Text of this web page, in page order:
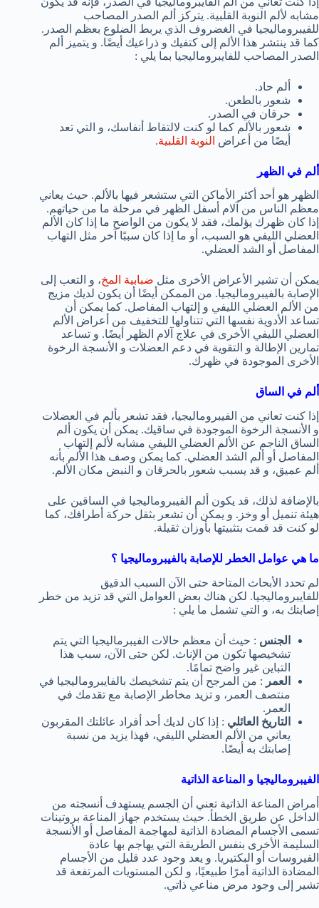
مشابه لألم النوبة القلبية. يتركز ألم الصدر المصاحب
للفيبروماليجيا في الغضروف الذي يربط الضلوع بعظم الصدر.
كما قد ينتشر هذا الألم إلى كتفيك و ذراعيك أيضًا. و يتميز ألم
الصدر المصاحب للفايبروماليجيا بما يلي :
ألم حاد.
شعور بالطعن.
حرقان في الصدر.
شعور بالألم كما لو كنت لالتقاط أنفاسك، و التي تعد
أيضًا من أعراض النوبة القلبية.
ألم في الظهر
الظهر هو أحد أكثر الأماكن التي ستشعر فيها بالألم. حيث يعاني
معظم الناس من آلام أسفل الظهر في مرحلة ما من حياتهم.
إذا كان ظهرك يؤلمك، فقد لا يكون من الواضح ما إذا كان الألم
العضلي الليفي هو السبب، أو ما إذا كان سببًا آخر مثل التهاب
المفاصل أو الشد العضلي.
يمكن أن تشير الأعراض الأخرى مثل ضبابية المخ، و التعب إلى
الإصابة بالفيبروماليجيا. من الممكن أيضًا أن يكون لديك مزيج
من الألم العضلي الليفي و إلتهاب المفاصل. كما يمكن أن
تساعد الأدوية نفسها التي تتناولها للتخفيف من أعراض الألم
العضلي الليفي الأخرى في علاج آلام الظهر أيضًا. و تساعد
تمارين الإطالة و التقوية في دعم العضلات و الأنسجة الرخوة
الأخرى الموجودة في ظهرك.
ألم في الساق
إذا كنت تعاني من الفيبروماليجيا، فقد تشعر بألم في العضلات
و الأنسجة الرخوة الموجودة في ساقيك. يمكن أن يكون ألم
الساق الناجم عن الألم العضلي الليفي مشابه لألم إلتهاب
المفاصل أو ألم الشد العضلي. كما يمكن وصف هذا الألم بأنه
ألم عميق، و قد يسبب شعور بالحرقان و النبض مكان الألم.
بالإضافة لذلك، قد يكون ألم الفيبروماليجيا في الساقين على
هيئة تنميل أو وخز. و يمكن أن تشعر بثقل حركة أطرافك، كما
لو كنت قد قمت بتثبيتها بأوزان ثقيلة.
ما هي عوامل الخطر للإصابة بالفيبروماليجيا ؟
لم تحدد الأبحاث المتاحة حتى الآن السبب الدقيق
للفايبروماليجيا. لكن هناك بعض العوامل التي قد تزيد من خطر
إصابتك به، و التي تشمل ما يلي :
الجنس : حيث أن معظم حالات الفيبرماليجيا التي يتم
تشخيصها تكون من الإناث. لكن حتى الآن، سبب هذا
التباين غير واضح تمامًا.
العمر : من المرجح أن يتم تشخيصك بالفايبروماليجيا في
منتصف العمر، و تزيد مخاطر الإصابة مع تقدمك في
العمر.
التاريخ العائلي : إذا كان لديك أحد أفراد عائلتك المقربون
يعاني من الألم العضلي الليفي، فهذا يزيد من نسبة
إصابتك به أيضًا.
الفيبروماليجيا و المناعة الذاتية
أمراض المناعة الذاتية تعني أن الجسم يستهدف أنسجته من
الداخل عن طريق الخطأ. حيث يستخدم جهاز المناعة بروتينات
تسمى الأجسام المضادة الذاتية لمهاجمة المفاصل أو الأنسجة
السليمة الأخرى بنفس الطريقة التي يهاجم بها عادة
الفيروسات أو البكتيريا. و يعد وجود عدد قليل من الأجسام
المضادة الذاتية أمرًا طبيعيًا، و لكن المستويات المرتفعة قد
تشير إلى وجود مرض مناعي ذاتي.